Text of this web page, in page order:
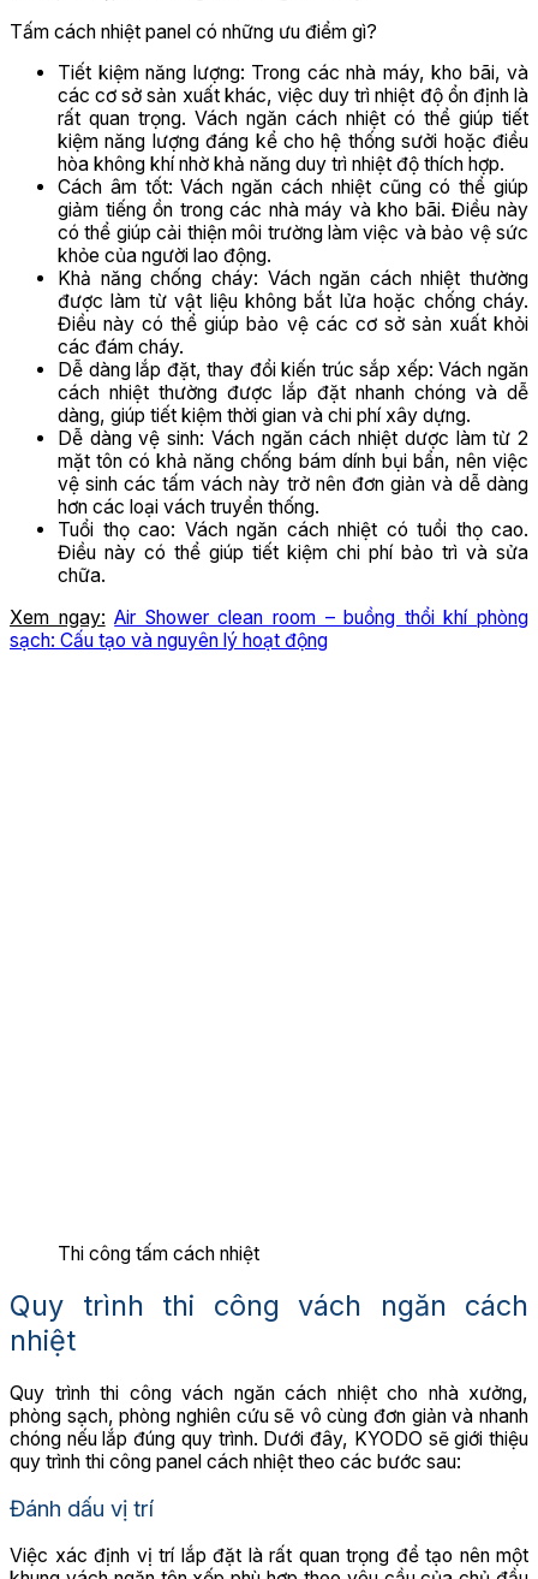
Tấm cách nhiệt panel có những ưu điểm gì?
Tiết kiệm năng lượng: Trong các nhà máy, kho bãi, và
các cơ sở sản xuất khác, việc duy trì nhiệt độ ổn định là
rất quan trọng. Vách ngăn cách nhiệt có thể giúp tiết
kiệm năng lượng đáng kể cho hệ thống sưởi hoặc điều
hòa không khí nhờ khả năng duy trì nhiệt độ thích hợp.
Cách âm tốt: Vách ngăn cách nhiệt cũng có thể giúp
giảm tiếng ồn trong các nhà máy và kho bãi. Điều này
có thể giúp cải thiện môi trường làm việc và bảo vệ sức
khỏe của người lao động.
Khả năng chống cháy: Vách ngăn cách nhiệt thường
được làm từ vật liệu không bắt lửa hoặc chống cháy.
Điều này có thể giúp bảo vệ các cơ sở sản xuất khỏi
các đám cháy.
Dễ dàng lắp đặt, thay đổi kiến trúc sắp xếp: Vách ngăn
cách nhiệt thường được lắp đặt nhanh chóng và dễ
dàng, giúp tiết kiệm thời gian và chi phí xây dựng.
Dễ dàng vệ sinh: Vách ngăn cách nhiệt dược làm từ 2
mặt tôn có khả năng chống bám dính bụi bẩn, nên việc
vệ sinh các tấm vách này trở nên đơn giản và dễ dàng
hơn các loại vách truyển thống.
Tuổi thọ cao: Vách ngăn cách nhiệt có tuổi thọ cao.
Điều này có thể giúp tiết kiệm chi phí bảo trì và sửa
chữa.
Xem ngay: Air Shower clean room – buồng thổi khí phòng
sạch: Cấu tạo và nguyên lý hoạt động
Thi công tấm cách nhiệt
Quy trình thi công vách ngăn cách
nhiệt
Quy trình thi công vách ngăn cách nhiệt cho nhà xưởng,
phòng sạch, phòng nghiên cứu sẽ vô cùng đơn giản và nhanh
chóng nếu lắp đúng quy trình. Dưới đây, KYODO sẽ giới thiệu
quy trình thi công panel cách nhiệt theo các bước sau:
Đánh dấu vị trí
Việc xác định vị trí lắp đặt là rất quan trọng để tạo nên một